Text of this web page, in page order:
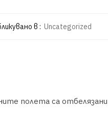
в : Uncategorized
полета са отбелязани